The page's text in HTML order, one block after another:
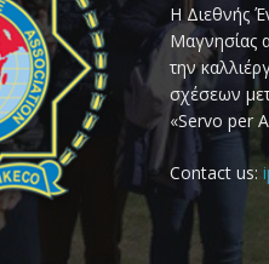
Η Διεθνής
Μαγνησίας
την
σχέσεων
«Servo per
Contact us: